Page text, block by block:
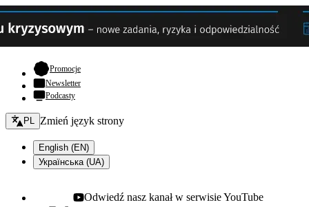
Promocje- otwiera się w nowej karcie
Newsletter
Podcasty
Zmień język - bieżący:
PL Zmień język strony
English (EN)
Українська (UA)
Youtube - otwiera się w nowej karcie
Odwiedź nasz kanał w serwisie YouTube